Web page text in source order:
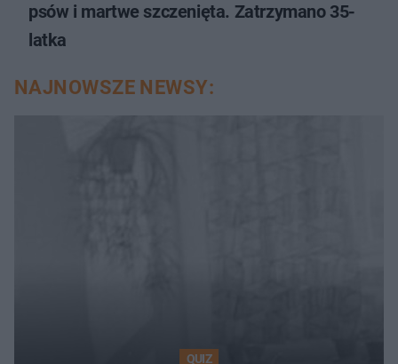
psów i martwe szczenięta. Zatrzymano 35-
latka
NAJNOWSZE NEWSY:
QUIZ